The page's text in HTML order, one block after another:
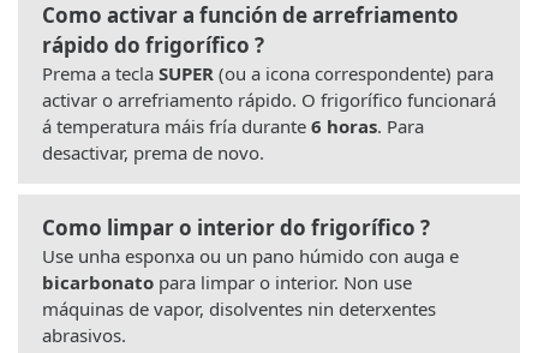
Como activar a función de arrefriamento
rápido do frigorífico ?
Prema a tecla SUPER (ou a icona correspondente) para
activar o arrefriamento rápido. O frigorífico funcionará
á temperatura máis fría durante 6 horas. Para
desactivar, prema de novo.
Como limpar o interior do frigorífico ?
Use unha esponxa ou un pano húmido con auga e
bicarbonato para limpar o interior. Non use
máquinas de vapor, disolventes nin deterxentes
abrasivos.